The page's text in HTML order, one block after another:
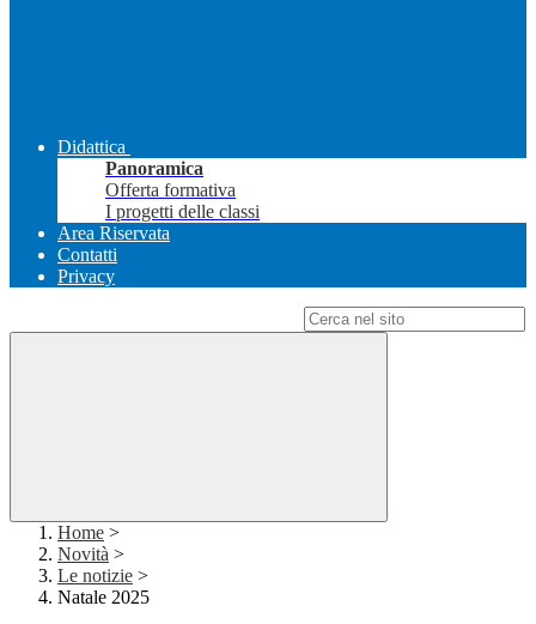
Didattica
Panoramica
Offerta formativa
I progetti delle classi
Area Riservata
Contatti
Privacy
Home >
Novità >
Le notizie >
Natale 2025